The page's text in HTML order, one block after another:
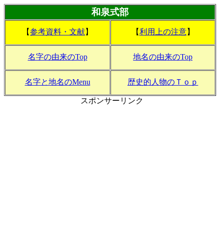
和泉式部
【参考資料・文献】 【利用上の注意】
名字の由来のTop 地名の由来のTop
名字と地名のMenu 歴史的人物のＴｏｐ
スポンサーリンク